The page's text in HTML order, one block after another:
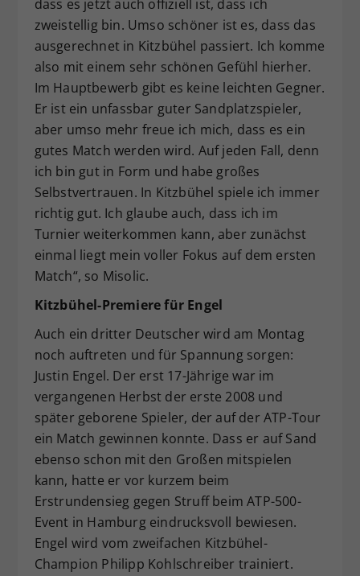
dass es jetzt auch offiziell ist, dass ich
zweistellig bin. Umso schöner ist es, dass das
ausgerechnet in Kitzbühel passiert. Ich komme
also mit einem sehr schönen Gefühl hierher.
Im Hauptbewerb gibt es keine leichten Gegner.
Er ist ein unfassbar guter Sandplatzspieler,
aber umso mehr freue ich mich, dass es ein
gutes Match werden wird. Auf jeden Fall, denn
ich bin gut in Form und habe großes
Selbstvertrauen. In Kitzbühel spiele ich immer
richtig gut. Ich glaube auch, dass ich im
Turnier weiterkommen kann, aber zunächst
einmal liegt mein voller Fokus auf dem ersten
Match“, so Misolic.
Kitzbühel-Premiere für Engel
Auch ein dritter Deutscher wird am Montag
noch auftreten und für Spannung sorgen:
Justin Engel. Der erst 17-Jährige war im
vergangenen Herbst der erste 2008 und
später geborene Spieler, der auf der ATP-Tour
ein Match gewinnen konnte. Dass er auf Sand
ebenso schon mit den Großen mitspielen
kann, hatte er vor kurzem beim
Erstrundensieg gegen Struff beim ATP-500-
Event in Hamburg eindrucksvoll bewiesen.
Engel wird vom zweifachen Kitzbühel-
Champion Philipp Kohlschreiber trainiert.